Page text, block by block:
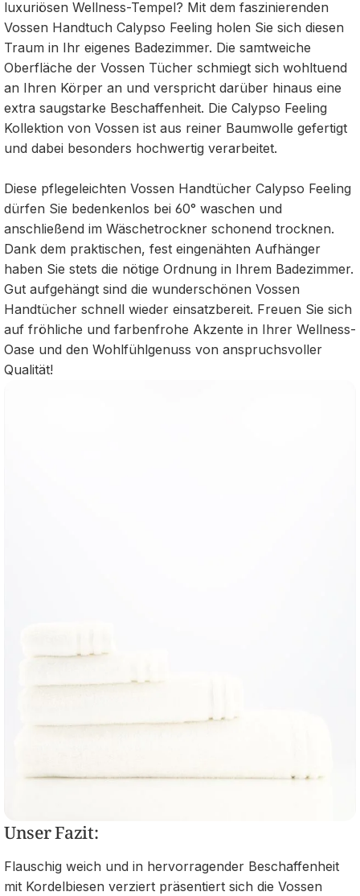
luxuriösen Wellness-Tempel? Mit dem faszinierenden
Vossen Handtuch Calypso Feeling holen Sie sich diesen
Traum in Ihr eigenes Badezimmer. Die samtweiche
Oberfläche der Vossen Tücher schmiegt sich wohltuend
an Ihren Körper an und verspricht darüber hinaus eine
extra saugstarke Beschaffenheit. Die Calypso Feeling
Kollektion von Vossen ist aus reiner Baumwolle gefertigt
und dabei besonders hochwertig verarbeitet.
Diese pflegeleichten Vossen Handtücher Calypso Feeling
dürfen Sie bedenkenlos bei 60° waschen und
anschließend im Wäschetrockner schonend trocknen.
Dank dem praktischen, fest eingenähten Aufhänger
haben Sie stets die nötige Ordnung in Ihrem Badezimmer.
Gut aufgehängt sind die wunderschönen Vossen
Handtücher schnell wieder einsatzbereit. Freuen Sie sich
auf fröhliche und farbenfrohe Akzente in Ihrer Wellness-
Oase und den Wohlfühlgenuss von anspruchsvoller
Qualität!
Unser Fazit:
Flauschig weich und in hervorragender Beschaffenheit
mit Kordelbiesen verziert präsentiert sich die Vossen